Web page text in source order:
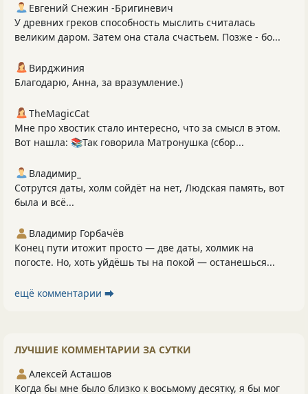
Евгений Снежин -Бригиневич
У древних греков способность мыслить считалась
великим даром. Затем она стала счастьем. Позже - бо...
Вирджиния
Благодарю, Анна, за вразумление.)
TheMagicCat
Мне про хвостик стало интересно, что за смысл в этом.
Вот нашла: 📚Так говорила Матронушка (сбор...
Владимир_
Сотрутся даты, холм сойдёт на нет, Людская память, вот
была и всё...
Владимир Горбачёв
Конец пути итожит просто — две даты, холмик на
погосте. Но, хоть уйдёшь ты на покой — останешься...
ещё комментарии ⮕
ЛУЧШИЕ КОММЕНТАРИИ ЗА СУТКИ
Алексей Асташов
Когда бы мне было близко к восьмому десятку, я бы мог